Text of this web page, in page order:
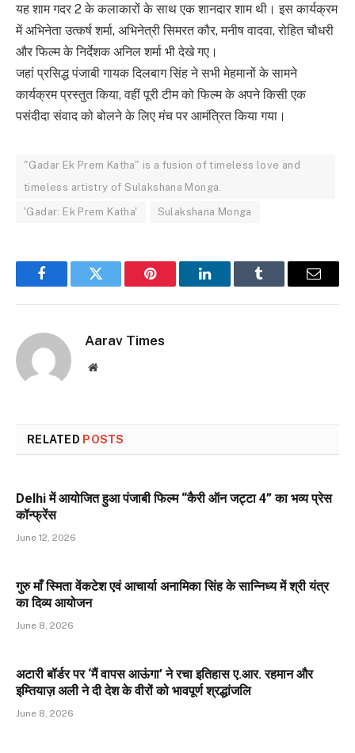
यह शाम गदर 2 के कलाकारों के साथ एक शानदार शाम थी। इस कार्यक्रम
में अभिनेता उत्कर्ष शर्मा, अभिनेत्री सिमरत कौर, मनीष वादवा, रोहित चौधरी
और फिल्म के निर्देशक अनिल शर्मा भी देखे गए।
जहां प्रसिद्ध पंजाबी गायक दिलबाग सिंह ने सभी मेहमानों के सामने
कार्यक्रम प्रस्तुत किया, वहीं पूरी टीम को फिल्म के अपने किसी एक
पसंदीदा संवाद को बोलने के लिए मंच पर आमंत्रित किया गया।
"Gadar Ek Prem Katha" is a fusion of timeless love and
timeless artistry of Sulakshana Monga.
'Gadar: Ek Prem Katha' Sulakshana Monga
FacebookTwitter Pinterest LinkedInTumblr Email
Aarav Times
Website
RELATED POSTS
Delhi में आयोजित हुआ पंजाबी फिल्म “कैरी ऑन जट्टा 4” का भव्य प्रेस
कॉन्फ्रेंस
June 12, 2026
गुरु माँ स्मिता वेंकटेश एवं आचार्या अनामिका सिंह के सान्निध्य में श्री यंत्र
का दिव्य आयोजन
June 8, 2026
अटारी बॉर्डर पर ‘मैं वापस आऊंगा’ ने रचा इतिहास ए.आर. रहमान और
इम्तियाज़ अली ने दी देश के वीरों को भावपूर्ण श्रद्धांजलि
June 8, 2026